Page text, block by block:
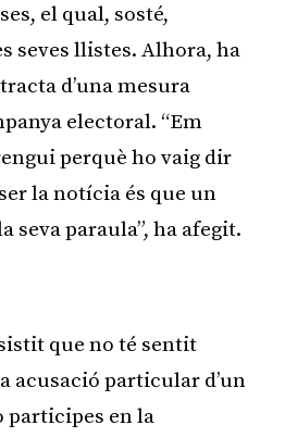
el qual, sosté,
seves llistes. Alhora, ha
d’una mesura
electoral. “Em
perquè ho vaig dir
la notícia és que un
paraula”, ha afegit.
que no té sentit
acusació particular d’un
participes en la